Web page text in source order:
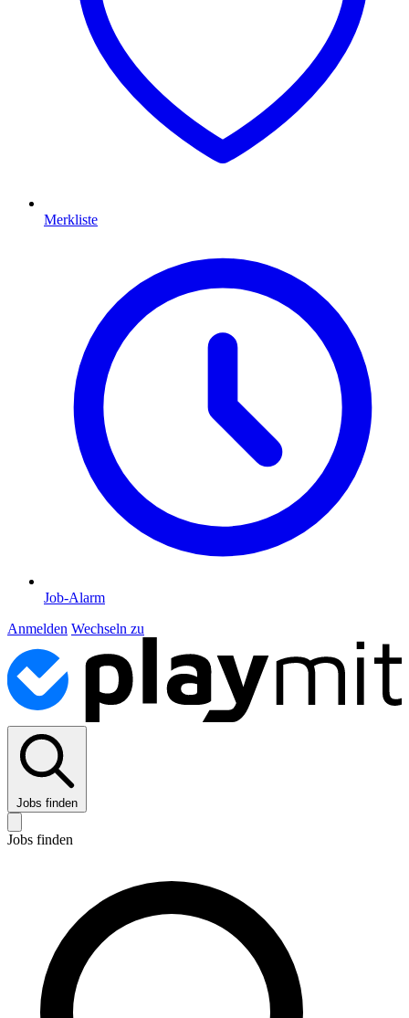
Merkliste
Job-Alarm
Anmelden Wechseln zu
Jobs finden
Jobs finden